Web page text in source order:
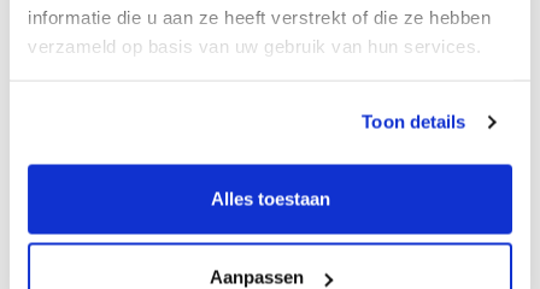
informatie die u aan ze heeft verstrekt of die ze hebben
verzameld op basis van uw gebruik van hun services.
Toon details
Alles toestaan
Aanpassen
afgesproken. Banken presenteren hun
voorwaarden vaak als vaststaand, terwijl wij
En laat dat nu cruciaal zijn voor bedrijven met
alleen financieel aantrekkelijk zijn, maar ook
flexibel genoeg zijn om toekomstige
groeiplannen te ondersteunen. Door vanaf het
begin flexibiliteit in te bouwen, voorkom je dat je